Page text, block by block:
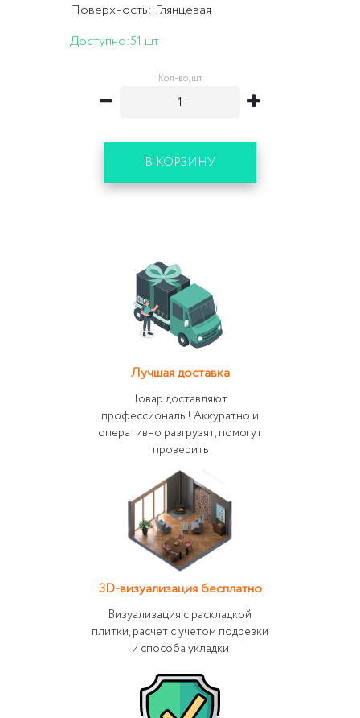
Поверхность: Глянцевая
Доступно:51 шт
Кол-во, шт
В КОРЗИНУ
Лучшая доставка
Товар доставляют
профессионалы! Аккуратно и
оперативно разгрузят, помогут
проверить
3D-визуализация бесплатно
Визуализация с раскладкой
плитки, расчет с учетом подрезки
и способа укладки